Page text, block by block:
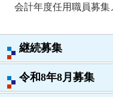
会計年度任用職員募集
継続募集
令和8年8月募集